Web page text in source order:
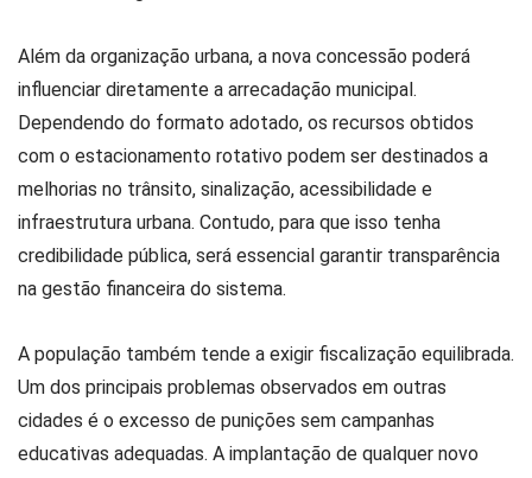
Além da organização urbana, a nova concessão poderá
influenciar diretamente a arrecadação municipal.
Dependendo do formato adotado, os recursos obtidos
com o estacionamento rotativo podem ser destinados a
melhorias no trânsito, sinalização, acessibilidade e
infraestrutura urbana. Contudo, para que isso tenha
credibilidade pública, será essencial garantir transparência
na gestão financeira do sistema.
A população também tende a exigir fiscalização equilibrada.
Um dos principais problemas observados em outras
cidades é o excesso de punições sem campanhas
educativas adequadas. A implantação de qualquer novo